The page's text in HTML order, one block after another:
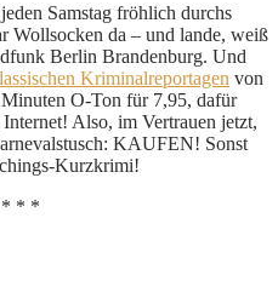
Samstag fröhlich durchs
Wollsocken da – und lande, weiß
Berlin Brandenburg. Und
Kriminalreportagen von
O-Ton für 7,95, dafür
Also, im Vertrauen jetzt,
KAUFEN! Sonst
Kurzkrimi!
* *